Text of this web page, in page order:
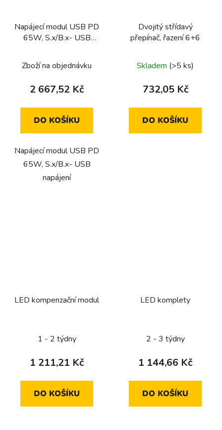
Napájecí modul USB PD
65W, S.x/B.x- USB
Zboží na objednávku
2 667,52 Kč
DO KOŠÍKU
Napájecí modul USB PD
65W, S.x/B.x- USB
napájení
Dvojitý střídavý
přepínač, řazení 6+6
Skladem (>5 ks)
732,05 Kč
DO KOŠÍKU
LED kompenzační modul
1 - 2 týdny
1 211,21 Kč
DO KOŠÍKU
LED komplety
2 - 3 týdny
1 144,66 Kč
DO KOŠÍKU